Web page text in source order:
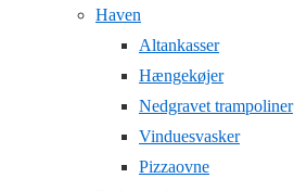
Haven
Altankasser
Hængekøjer
Nedgravet trampoliner
Vinduesvasker
Pizzaovne